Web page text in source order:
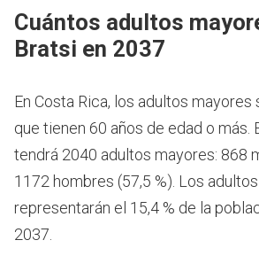
Cuántos adultos
Bratsi en 2037
En Costa Rica, los adultos mayores
que tienen 60 años de edad o más.
tendrá 2040 adultos mayores: 868
1172 hombres (57,5 %). Los
representarán el 15,4 % de la
2037.